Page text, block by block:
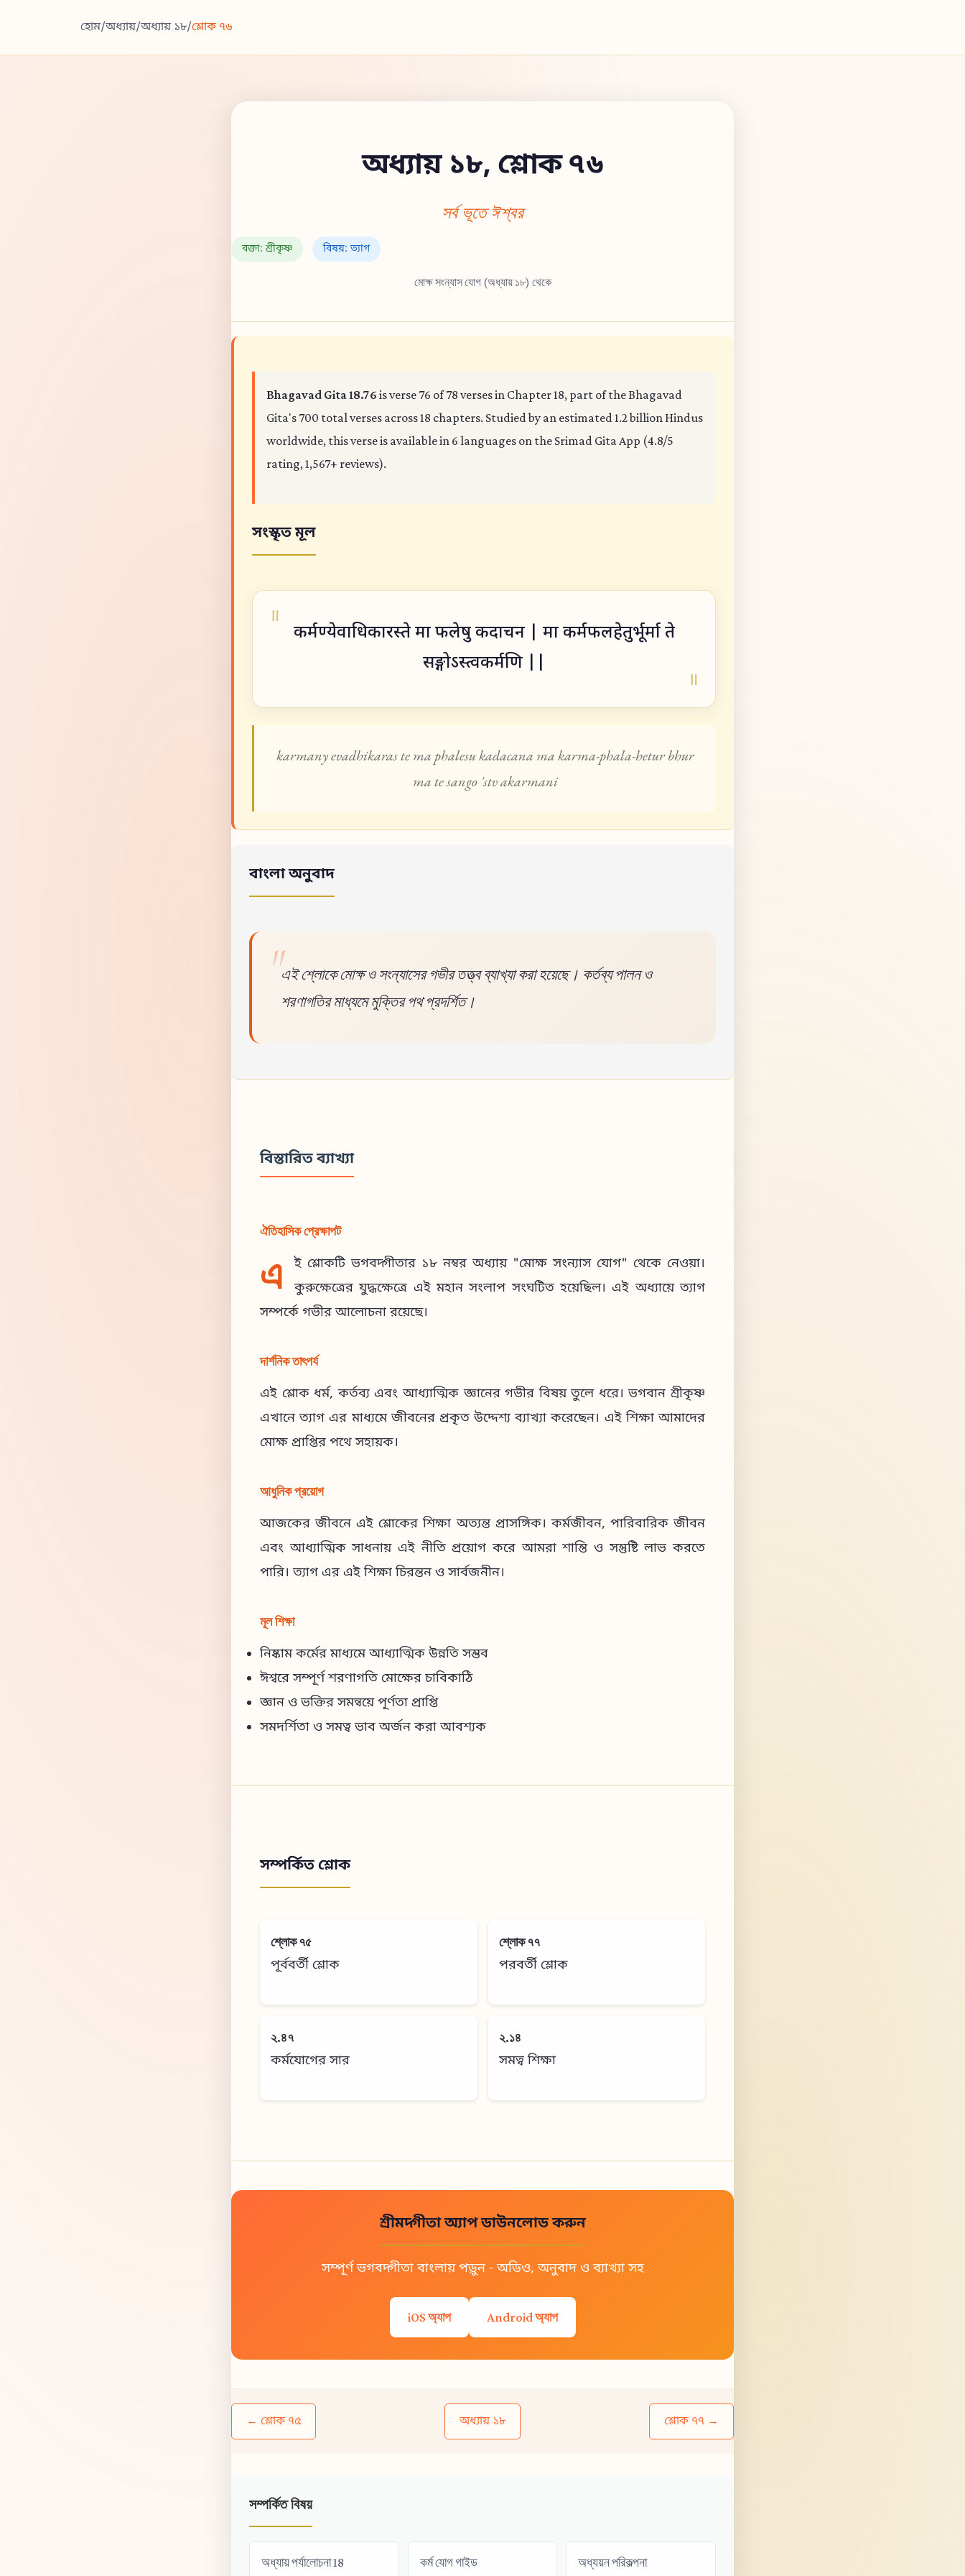
হোম/অধ্যায়/অধ্যায় ১৮/শ্লোক ৭৬
অধ্যায় ১৮, শ্লোক ৭৬
সর্ব ভূতে ঈশ্বর
বক্তা: শ্রীকৃষ্ণ বিষয়: ত্যাগ
মোক্ষ সংন্যাস যোগ (অধ্যায় ১৮) থেকে
Bhagavad Gita 18.76 is verse 76 of 78 verses in Chapter 18, part of the Bhagavad
Gita's 700 total verses across 18 chapters. Studied by an estimated 1.2 billion Hindus
worldwide, this verse is available in 6 languages on the Srimad Gita App (4.8/5
rating, 1,567+ reviews).
সংস্কৃত মূল
कर्मण्येवाधिकारस्ते मा फलेषु कदाचन | मा कर्मफलहेतुर्भूर्मा ते
सङ्गोऽस्त्वकर्मणि ||
karmany evadhikaras te ma phalesu kadacana ma karma-phala-hetur bhur
ma te sango 'stv akarmani
বাংলা অনুবাদ
এই শ্লোকে মোক্ষ ও সংন্যাসের গভীর তত্ত্ব ব্যাখ্যা করা হয়েছে। কর্তব্য পালন ও
শরণাগতির মাধ্যমে মুক্তির পথ প্রদর্শিত।
বিস্তারিত ব্যাখ্যা
ঐতিহাসিক প্রেক্ষাপট
এ
ই শ্লোকটি ভগবদ্গীতার ১৮ নম্বর অধ্যায় "মোক্ষ সংন্যাস যোগ" থেকে নেওয়া।
কুরুক্ষেত্রের যুদ্ধক্ষেত্রে এই মহান সংলাপ সংঘটিত হয়েছিল। এই অধ্যায়ে ত্যাগ
সম্পর্কে গভীর আলোচনা রয়েছে।
দার্শনিক তাৎপর্য
এই শ্লোক ধর্ম, কর্তব্য এবং আধ্যাত্মিক জ্ঞানের গভীর বিষয় তুলে ধরে। ভগবান শ্রীকৃষ্ণ
এখানে ত্যাগ এর মাধ্যমে জীবনের প্রকৃত উদ্দেশ্য ব্যাখ্যা করেছেন। এই শিক্ষা আমাদের
মোক্ষ প্রাপ্তির পথে সহায়ক।
আধুনিক প্রয়োগ
আজকের জীবনে এই শ্লোকের শিক্ষা অত্যন্ত প্রাসঙ্গিক। কর্মজীবন, পারিবারিক জীবন
এবং আধ্যাত্মিক সাধনায় এই নীতি প্রয়োগ করে আমরা শান্তি ও সন্তুষ্টি লাভ করতে
পারি। ত্যাগ এর এই শিক্ষা চিরন্তন ও সার্বজনীন।
মূল শিক্ষা
নিষ্কাম কর্মের মাধ্যমে আধ্যাত্মিক উন্নতি সম্ভব
ঈশ্বরে সম্পূর্ণ শরণাগতি মোক্ষের চাবিকাঠি
জ্ঞান ও ভক্তির সমন্বয়ে পূর্ণতা প্রাপ্তি
সমদর্শিতা ও সমত্ব ভাব অর্জন করা আবশ্যক
সম্পর্কিত শ্লোক
শ্লোক ৭৫
পূর্ববর্তী শ্লোক
শ্লোক ৭৭
পরবর্তী শ্লোক
২.৪৭
কর্মযোগের সার
২.১৪
সমত্ব শিক্ষা
শ্রীমদ্গীতা অ্যাপ ডাউনলোড করুন
সম্পূর্ণ ভগবদ্গীতা বাংলায় পড়ুন - অডিও, অনুবাদ ও ব্যাখ্যা সহ
iOS অ্যাপ Android অ্যাপ
← শ্লোক ৭৫ অধ্যায় ১৮ শ্লোক ৭৭ →
সম্পর্কিত বিষয়
অধ্যায় পর্যালোচনা 18 কর্ম যোগ গাইড অধ্যয়ন পরিকল্পনা